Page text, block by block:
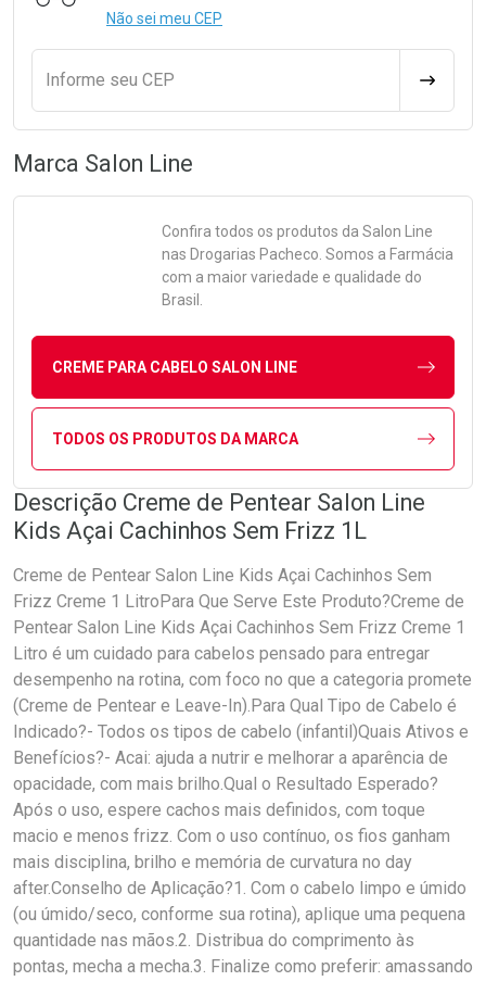
Não sei meu CEP
Informe seu CEP
Marca Salon Line
Confira todos os produtos da Salon Line
nas Drogarias Pacheco. Somos a Farmácia
com a maior variedade e qualidade do
Brasil.
CREME PARA CABELO SALON LINE
TODOS OS PRODUTOS DA MARCA
Descrição Creme de Pentear Salon Line
Kids Açai Cachinhos Sem Frizz 1L
Creme de Pentear Salon Line Kids Açai Cachinhos Sem
Frizz Creme 1 LitroPara Que Serve Este Produto?Creme de
Pentear Salon Line Kids Açai Cachinhos Sem Frizz Creme 1
Litro é um cuidado para cabelos pensado para entregar
desempenho na rotina, com foco no que a categoria promete
(Creme de Pentear e Leave-In).Para Qual Tipo de Cabelo é
Indicado?- Todos os tipos de cabelo (infantil)Quais Ativos e
Benefícios?- Acai: ajuda a nutrir e melhorar a aparência de
opacidade, com mais brilho.Qual o Resultado Esperado?
Após o uso, espere cachos mais definidos, com toque
macio e menos frizz. Com o uso contínuo, os fios ganham
mais disciplina, brilho e memória de curvatura no day
after.Conselho de Aplicação?1. Com o cabelo limpo e úmido
(ou úmido/seco, conforme sua rotina), aplique uma pequena
quantidade nas mãos.2. Distribua do comprimento às
pontas, mecha a mecha.3. Finalize como preferir: amassando